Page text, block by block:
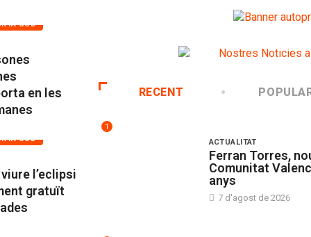
SUD
en les
SUD
l’eclipsi
gratuït
RECENT
1
ACTUALITAT
Ferran Torres,
Comunitat
anys
7 d'agost de 2026